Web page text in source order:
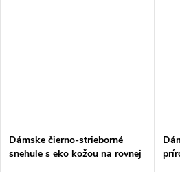
Dámske čierno-strieborné
snehule s eko kožou na rovnej